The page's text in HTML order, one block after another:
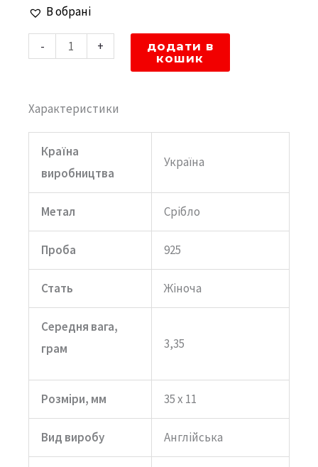
В обрані
-
Срібні
сережки-
підвіски
+
додати в
кошик
Характеристики
Країна
виробництва
Україна
Метал Срібло
Проба 925
Стать Жіноча
Середня вага,
грам
3,35
Розміри, мм 35 x 11
Вид виробу Англійська